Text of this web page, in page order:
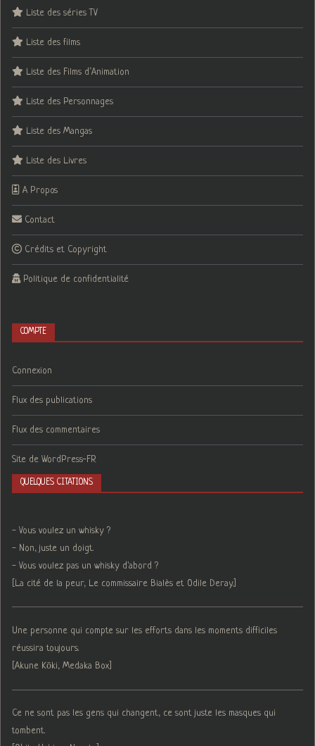
Liste des séries TV
Liste des films
Liste des Films d’Animation
Liste des Personnages
Liste des Mangas
Liste des Livres
A Propos
Contact
Crédits et Copyright
Politique de confidentialité
COMPTE
Connexion
Flux des publications
Flux des commentaires
Site de WordPress-FR
QUELQUES CITATIONS
- Vous voulez un whisky ?
- Non, juste un doigt.
- Vous voulez pas un whisky d'abord ?
[La cité de la peur, Le commissaire Bialès et Odile Deray.]
Une personne qui compte sur les efforts dans les moments difficiles
réussira toujours.
[Akune Kōki, Medaka Box]
Ce ne sont pas les gens qui changent, ce sont juste les masques qui
tombent.